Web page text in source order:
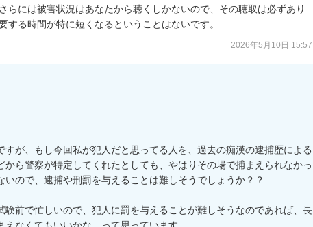
らには被害状況はあなたから聴くしかないので、その聴取は必ずあり
する時間が特に短くなるということはないです。
2026年5月10日 15:57
すが、もし今回私が犯人だと思ってる人を、過去の痴漢の逮捕歴による
から警察が特定してくれたとしても、やはりその場で捕まえられなかっ
いので、逮捕や刑罰を与えることは難しそうでしょうか？？
験前で忙しいので、犯人に罰を与えることが難しそうなのであれば、長